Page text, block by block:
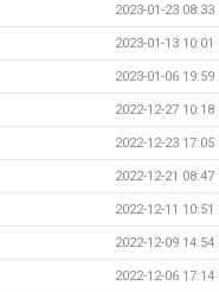
2023-01-23 08:33
2023-01-13 10:01
2023-01-06 19:59
2022-12-27 10:18
2022-12-23 17:05
2022-12-21 08:47
2022-12-11 10:51
2022-12-09 14:54
2022-12-06 17:14